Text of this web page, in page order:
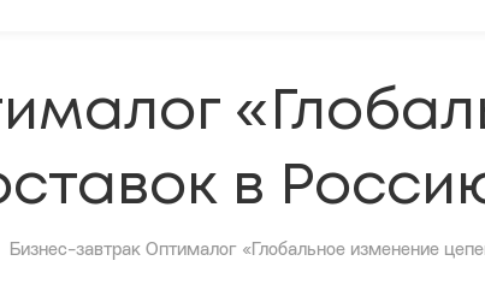
в
Бизнес-завтрак Оптималог «Глобальное изменение